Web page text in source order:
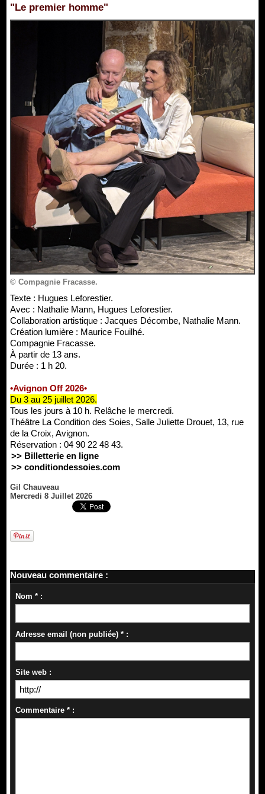
"Le premier homme"
© Compagnie Fracasse.
Texte : Hugues Leforestier.
Avec : Nathalie Mann, Hugues Leforestier.
Collaboration artistique : Jacques Décombe, Nathalie Mann.
Création lumière : Maurice Fouilhé.
Compagnie Fracasse.
À partir de 13 ans.
Durée : 1 h 20.
•Avignon Off 2026•
Du 3 au 25 juillet 2026.
Tous les jours à 10 h. Relâche le mercredi.
Théâtre La Condition des Soies, Salle Juliette Drouet, 13, rue
de la Croix, Avignon.
Réservation : 04 90 22 48 43.
>> Billetterie en ligne
>> conditiondessoies.com
Gil Chauveau
Mercredi 8 Juillet 2026
Nouveau commentaire :
Nom * :
Adresse email (non publiée) * :
Site web :
Commentaire * :